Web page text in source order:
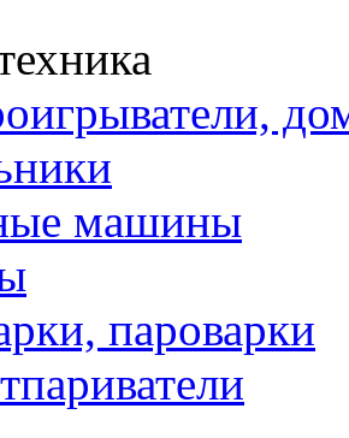
машины
пароварки